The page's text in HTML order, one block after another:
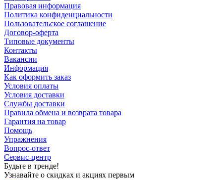
Правовая информация
Политика конфиденциальности
Пользовательское соглашение
Договор-оферта
Типовые документы
Контакты
Вакансии
Информация
Как оформить заказ
Условия оплаты
Условия доставки
Службы доставки
Правила обмена и возврата товара
Гарантия на товар
Помощь
Упражнения
Вопрос-ответ
Сервис-центр
Будьте в тренде!
Узнавайте о скидках и акциях первым